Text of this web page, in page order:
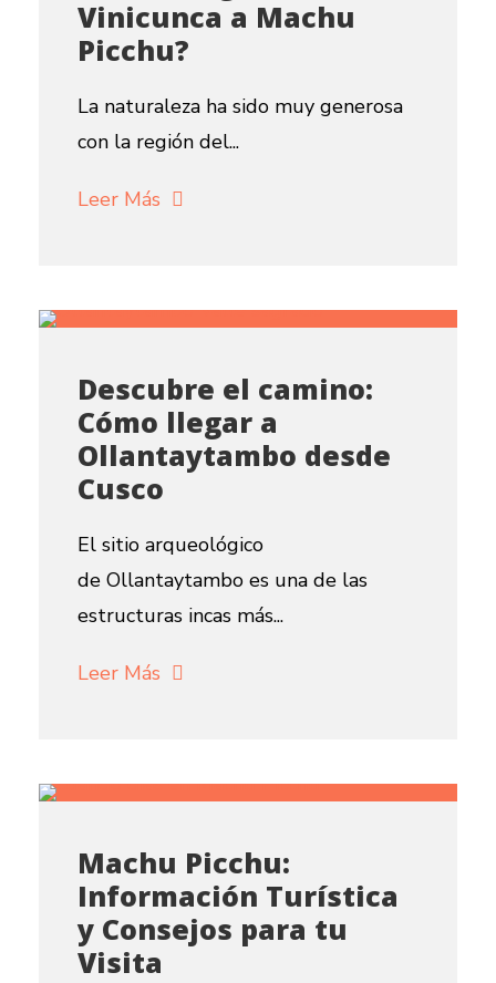
Vinicunca a Machu
Picchu?
La naturaleza ha sido muy generosa
con la región del...
Leer Más
Descubre el camino:
Cómo llegar a
Ollantaytambo desde
Cusco
El sitio arqueológico
de Ollantaytambo es una de las
estructuras incas más...
Leer Más
Machu Picchu:
Información Turística
y Consejos para tu
Visita